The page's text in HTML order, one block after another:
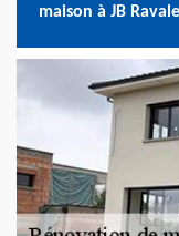
maison à JB